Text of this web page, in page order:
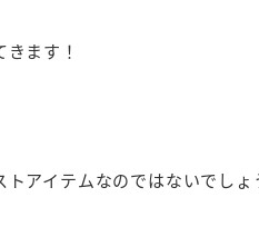
ます！
トアイテムなのではないでしょ